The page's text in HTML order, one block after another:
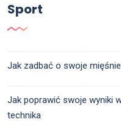
Sport
Jak zadbać o swoje
Jak poprawić swoje wyniki
technika